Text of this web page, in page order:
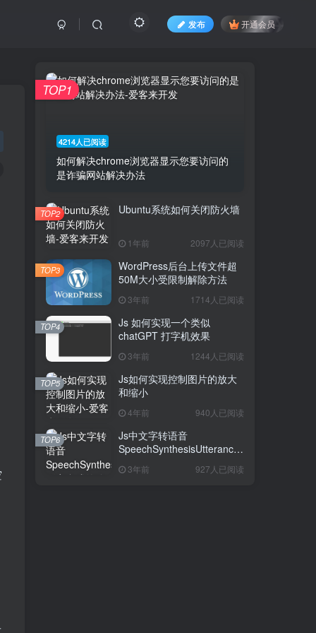
发布 开通会员
4214人已阅读
如何解决chrome浏览器显示您要访问的
是诈骗网站解决办法
TOP1
Ubuntu系统如何关闭防火墙
1年前 2097人已阅读
TOP2
WordPress后台上传文件超
50M大小受限制解除方法
3年前 1714人已阅读
TOP3
Js 如何实现一个类似
chatGPT 打字机效果
3年前 1244人已阅读
TOP4
Js如何实现控制图片的放大
和缩小
4年前 940人已阅读
TOP5
Js中文字转语音
SpeechSynthesisUtterance
3年前 927人已阅读
TOP6